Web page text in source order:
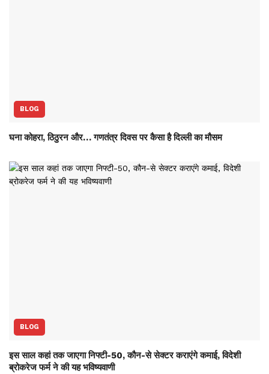
BLOG
घना कोहरा, ठिठुरन और… गणतंत्र दिवस पर कैसा है दिल्ली का मौसम
BLOG
इस साल कहां तक जाएगा निफ्टी-50, कौन-से सेक्‍टर कराएंगे कमाई, विदेशी
ब्रोकरेज फर्म ने की यह भविष्‍यवाणी